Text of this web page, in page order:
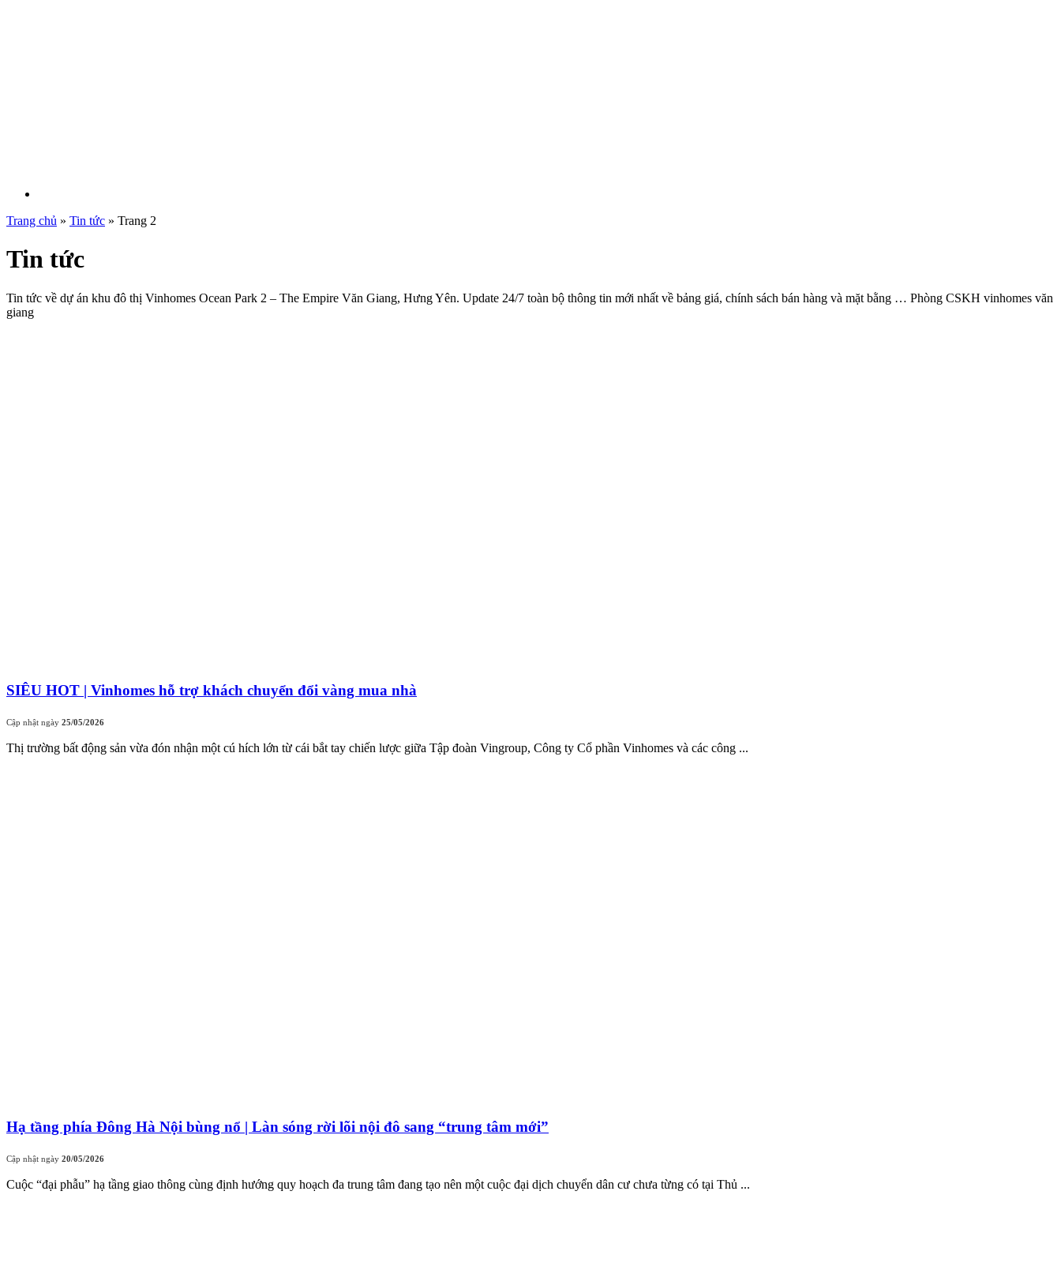
Trang chủ » Tin tức » Trang 2
Tin tức
Tin tức về dự án khu đô thị Vinhomes Ocean Park 2 – The Empire Văn Giang, Hưng Yên. Update 24/7 toàn bộ thông tin mới nhất về bảng giá, chính sách bán hàng và mặt bằng … Phòng CSKH vinhomes văn
giang
SIÊU HOT | Vinhomes hỗ trợ khách chuyển đổi vàng mua nhà
Cập nhật ngày 25/05/2026
Thị trường bất động sản vừa đón nhận một cú hích lớn từ cái bắt tay chiến lược giữa Tập đoàn Vingroup, Công ty Cổ phần Vinhomes và các công ...
Hạ tầng phía Đông Hà Nội bùng nổ | Làn sóng rời lõi nội đô sang “trung tâm mới”
Cập nhật ngày 20/05/2026
Cuộc “đại phẫu” hạ tầng giao thông cùng định hướng quy hoạch đa trung tâm đang tạo nên một cuộc đại dịch chuyển dân cư chưa từng có tại Thủ ...